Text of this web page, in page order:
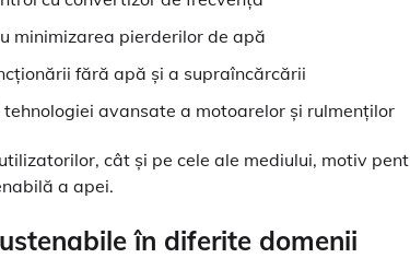
minimizarea pierderilor de apă
fără apă și a supraîncărcării
avansate a motoarelor și rulmenților
cât și pe cele ale mediului, motiv
a apei.
în diferite domenii